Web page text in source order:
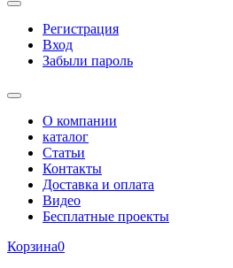
Регистрация
Вход
Забыли пароль
О компании
каталог
Статьи
Контакты
Доставка и оплата
Видео
Бесплатные проекты
Корзина0